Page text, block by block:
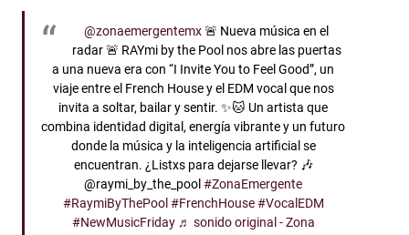
@zonaemergentemx🚨 Nueva música en el
radar 🚨 RAYmi by the Pool nos abre las puertas
a una nueva era con “I Invite You to Feel Good”, un
viaje entre el French House y el EDM vocal que nos
invita a soltar, bailar y sentir. ✨🐱 Un artista que
combina identidad digital, energía vibrante y un futuro
donde la música y la inteligencia artificial se
encuentran. ¿Listxs para dejarse llevar? 🎶
@raymi_by_the_pool#ZonaEmergente
#RaymiByThePool #FrenchHouse #VocalEDM
#NewMusicFriday ♬ sonido original - Zona